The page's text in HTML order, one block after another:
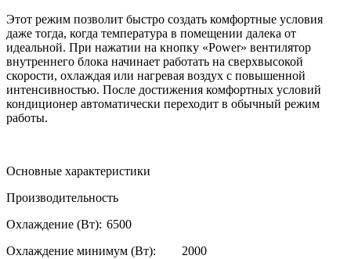
Этот режим позволит быстро создать комфортные условия
даже тогда, когда температура в помещении далека от
идеальной. При нажатии на кнопку «Power» вентилятор
внутреннего блока начинает работать на сверхвысокой
скорости, охлаждая или нагревая воздух с повышенной
интенсивностью. После достижения комфортных условий
кондиционер автоматически переходит в обычный режим
работы.
Основные характеристики
Производительность
Охлаждение (Вт): 6500
Охлаждение минимум (Вт):
2000